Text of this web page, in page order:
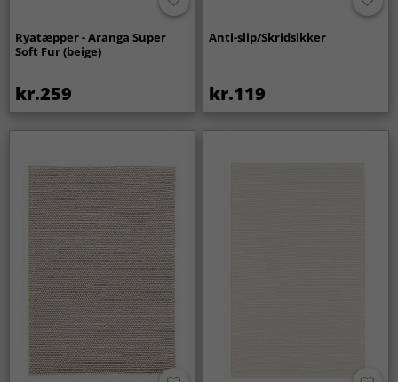
Ryatæpper - Aranga Super
Soft Fur (beige)
kr.259
Anti-slip/Skridsikker
kr.119